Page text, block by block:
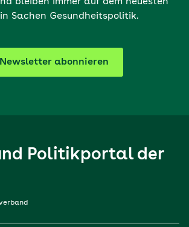
Sachen Gesundheitspolitik.
Newsletter abonnieren
Politikportal der